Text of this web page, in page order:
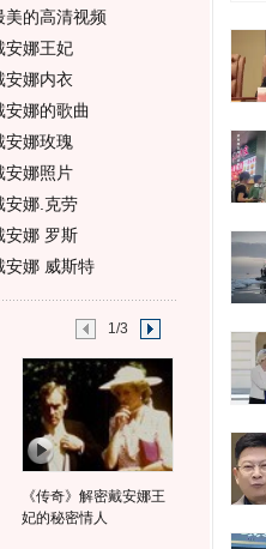
美的高清视频
安娜王妃
安娜内衣
安娜的歌曲
安娜玫瑰
安娜照片
安娜.克劳
安娜 罗斯
安娜 威斯特
1/3
《传奇》解密戴安娜王
妃的秘密情人